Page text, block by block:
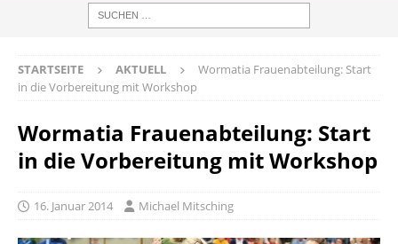
STARTSEITE AKTUELL
Wormatia Frauenabteilung: Start
in die Vorbereitung mit Workshop
Wormatia Frauenabteilung: Start
in die Vorbereitung mit Workshop
16. Januar 2014 Michael Mitsching